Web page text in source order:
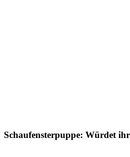
Schaufensterpuppe: Würdet